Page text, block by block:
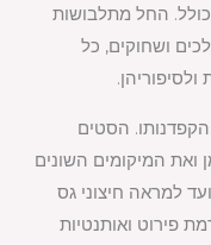
החל מתלבושות
ושחוקים, כל
הקפדנותו. הסטים
המיקומים השונים
למראה חיצוני גס
פירוט ואותנטיות